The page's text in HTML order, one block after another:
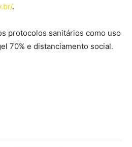
.
protocolos sanitários como uso
70% e distanciamento social.